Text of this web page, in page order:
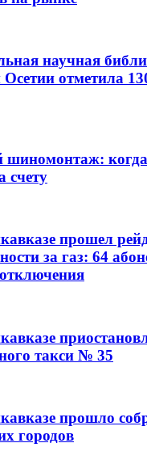
научная
Осетии отметила
шиномонтаж:
счету
прошел
за газ: 64
такси № 35
прошло
городов